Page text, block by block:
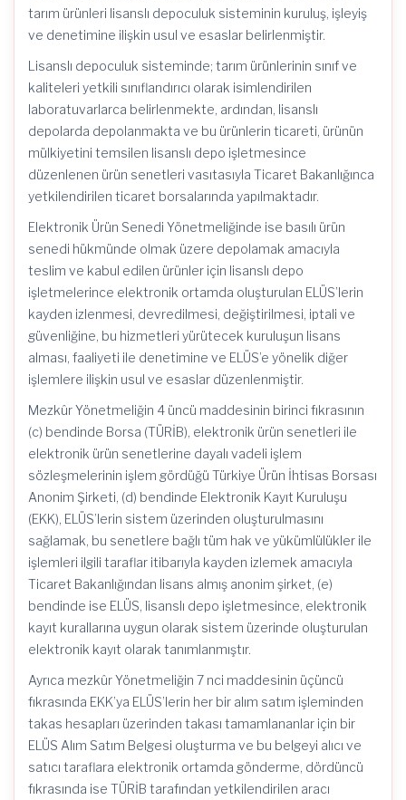
tarım ürünleri lisanslı depoculuk sisteminin kuruluş, işleyiş
ve denetimine ilişkin usul ve esaslar belirlenmiştir.
Lisanslı depoculuk sisteminde; tarım ürünlerinin sınıf ve
kaliteleri yetkili sınıflandırıcı olarak isimlendirilen
laboratuvarlarca belirlenmekte, ardından, lisanslı
depolarda depolanmakta ve bu ürünlerin ticareti, ürünün
mülkiyetini temsilen lisanslı depo işletmesince
düzenlenen ürün senetleri vasıtasıyla Ticaret Bakanlığınca
yetkilendirilen ticaret borsalarında yapılmaktadır.
Elektronik Ürün Senedi Yönetmeliğinde ise basılı ürün
senedi hükmünde olmak üzere depolamak amacıyla
teslim ve kabul edilen ürünler için lisanslı depo
işletmelerince elektronik ortamda oluşturulan ELÜS’lerin
kayden izlenmesi, devredilmesi, değiştirilmesi, iptali ve
güvenliğine, bu hizmetleri yürütecek kuruluşun lisans
alması, faaliyeti ile denetimine ve ELÜS’e yönelik diğer
işlemlere ilişkin usul ve esaslar düzenlenmiştir.
Mezkûr Yönetmeliğin 4 üncü maddesinin birinci fıkrasının
(c) bendinde Borsa (TÜRİB), elektronik ürün senetleri ile
elektronik ürün senetlerine dayalı vadeli işlem
sözleşmelerinin işlem gördüğü Türkiye Ürün İhtisas Borsası
Anonim Şirketi, (d) bendinde Elektronik Kayıt Kuruluşu
(EKK), ELÜS’lerin sistem üzerinden oluşturulmasını
sağlamak, bu senetlere bağlı tüm hak ve yükümlülükler ile
işlemleri ilgili taraflar itibarıyla kayden izlemek amacıyla
Ticaret Bakanlığından lisans almış anonim şirket, (e)
bendinde ise ELÜS, lisanslı depo işletmesince, elektronik
kayıt kurallarına uygun olarak sistem üzerinde oluşturulan
elektronik kayıt olarak tanımlanmıştır.
Ayrıca mezkûr Yönetmeliğin 7 nci maddesinin üçüncü
fıkrasında EKK’ya ELÜS’lerin her bir alım satım işleminden
takas hesapları üzerinden takası tamamlananlar için bir
ELÜS Alım Satım Belgesi oluşturma ve bu belgeyi alıcı ve
satıcı taraflara elektronik ortamda gönderme, dördüncü
fıkrasında ise TÜRİB tarafından yetkilendirilen aracı